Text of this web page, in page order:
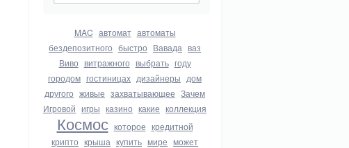
MAC автомат автоматы
бездепозитного быстро Вавада ваз
Виво витражного выбрать году
городом гостиницах дизайнеры дом
другого живые захватывающее Зачем
Игровой игры казино какие коллекция
Космос которое кредитной
крипто крыша купить мире может